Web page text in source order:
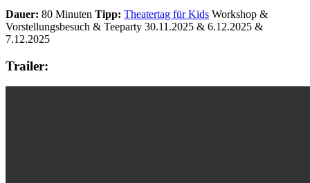
Dauer: 80 Minuten Tipp: Theatertag für Kids Workshop &
Vorstellungsbesuch & Teeparty 30.11.2025 & 6.12.2025 &
7.12.2025
Trailer: